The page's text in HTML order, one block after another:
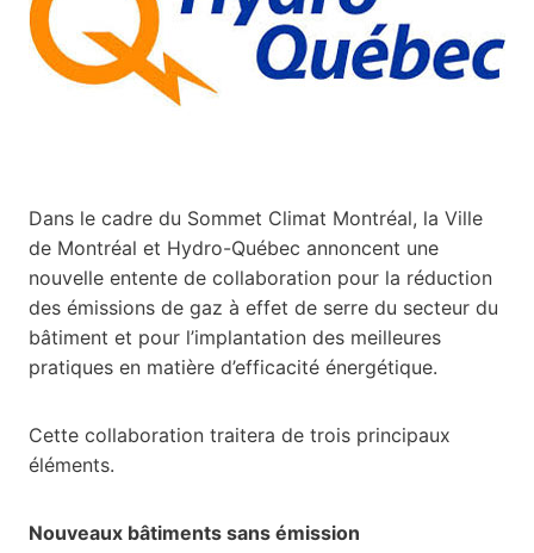
Dans le cadre du Sommet Climat Montréal, la Ville
de Montréal et Hydro-Québec annoncent une
nouvelle entente de collaboration pour la réduction
des émissions de gaz à effet de serre du secteur du
bâtiment et pour l’implantation des meilleures
pratiques en matière d’efficacité énergétique.
Cette collaboration traitera de trois principaux
éléments.
Nouveaux bâtiments sans émission